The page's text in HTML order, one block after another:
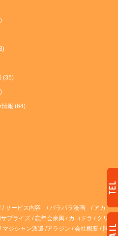
(35)
報 (64)
/サービス内容 /パラパラ漫画 / アカ
プライズ /忘年会余興 / カコドラ / クリ
/ マジシャン派遣 /アラジン /会社概要 /問